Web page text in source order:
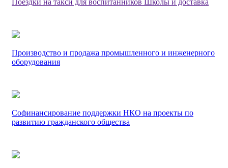
Поездки на такси для воспитанников Школы и доставка
Производство и продажа промышленного и инженерного
оборудования
Софинансирование поддержки НКО на проекты по
развитию гражданского общества